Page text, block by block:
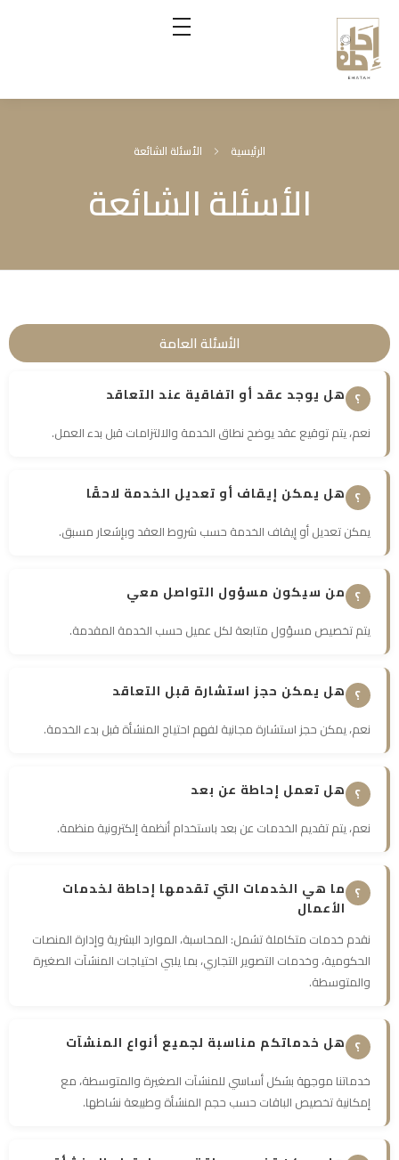
الرئيسية الأسئلة الشائعة
الأسئلة الشائعة
الأسئلة العامة
هل يوجد عقد أو اتفاقية عند التعاقد
نعم، يتم توقيع عقد يوضح نطاق الخدمة والالتزامات قبل بدء العمل.
هل يمكن إيقاف أو تعديل الخدمة لاحقًا
يمكن تعديل أو إيقاف الخدمة حسب شروط العقد وبإشعار مسبق.
من سيكون مسؤول التواصل معي
يتم تخصيص مسؤول متابعة لكل عميل حسب الخدمة المقدمة.
هل يمكن حجز استشارة قبل التعاقد
نعم، يمكن حجز استشارة مجانية لفهم احتياج المنشأة قبل بدء الخدمة.
هل تعمل إحاطة عن بعد
نعم، يتم تقديم الخدمات عن بعد باستخدام أنظمة إلكترونية منظمة.
ما هي الخدمات التي تقدمها إحاطة لخدمات
الأعمال
نقدم خدمات متكاملة تشمل: المحاسبة، الموارد البشرية وإدارة المنصات
الحكومية، وخدمات التصوير التجاري، بما يلبي احتياجات المنشآت الصغيرة
والمتوسطة.
هل خدماتكم مناسبة لجميع أنواع المنشآت
خدماتنا موجهة بشكل أساسي للمنشآت الصغيرة والمتوسطة، مع
إمكانية تخصيص الباقات حسب حجم المنشأة وطبيعة نشاطها.